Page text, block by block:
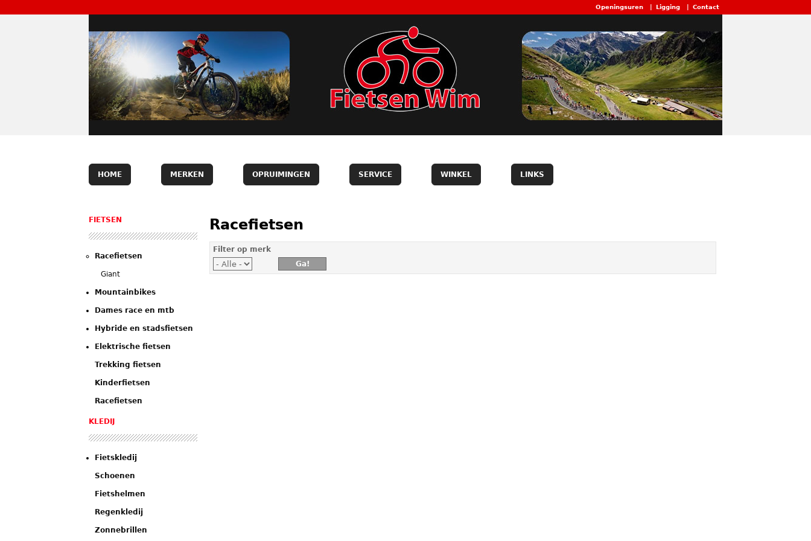
Openingsuren Ligging Contact
HOME MERKEN OPRUIMINGEN SERVICE WINKEL LINKS
Racefietsen
Filter op merk
FIETSEN
Racefietsen
Giant
Mountainbikes
Dames race en mtb
Hybride en stadsfietsen
Elektrische fietsen
Trekking fietsen
Kinderfietsen
Racefietsen
KLEDIJ
Fietskledij
Schoenen
Fietshelmen
Regenkledij
Zonnebrillen